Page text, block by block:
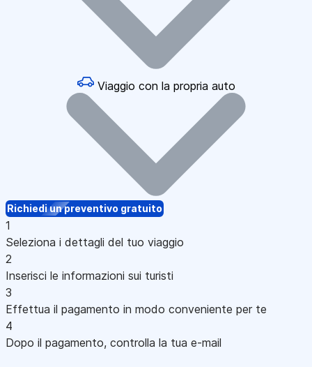
Viaggio con la propria auto
Richiedi un preventivo gratuito
1
Seleziona i dettagli del tuo viaggio
2
Inserisci le informazioni sui turisti
3
Effettua il pagamento in modo conveniente per te
4
Dopo il pagamento, controlla la tua e-mail